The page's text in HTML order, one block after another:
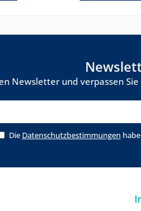
Newsletter und verpassen
Die Datenschutzbestimmungen